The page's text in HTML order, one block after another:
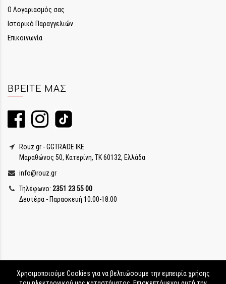
Ο Λογαριασμός σας
Ιστορικό Παραγγελιών
Επικοινωνία
ΒΡΕΊΤΕ ΜΑΣ
Rouz.gr - GGTRADE IKE
Μαραθώνος 50, Κατερίνη, ΤΚ 60132, Ελλάδα
info@rouz.gr
Τηλέφωνο: 2351 23 55 00
Δευτέρα - Παρασκευή 10:00-18:00
Χρησιμοποιούμε Cookies για να βελτιώσουμε την εμπειρία χρήσης